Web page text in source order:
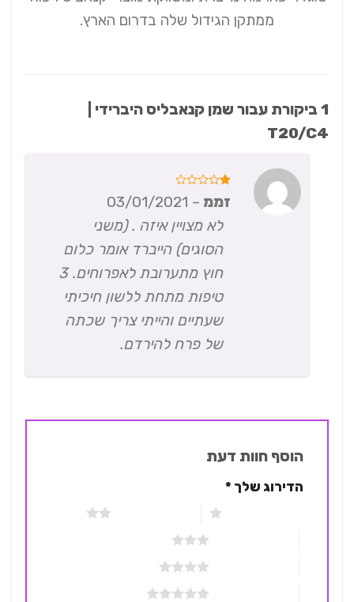
ממתקן הגידול שלה בדרום הארץ.
שמן קנאבליס היברידי |
T20/C4
דורג
זממ–
03/01/2021
לא מצויין איזה . (משני
הסוגים) הייברד אומר כלום
חוץ מתערובת לאפרוחים. 3
טיפות מתחת ללשון חיכיתי
שעתיים והייתי צריך שכתה
של פרח להירדם.
הוסף חוות דעת
הדירוג שלך*
2 מתוך 5 כוכבים